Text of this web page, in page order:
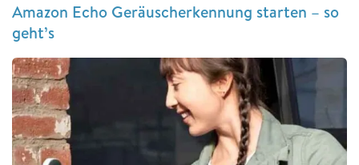
Amazon Echo Geräuscherkennung starten – so
geht’s